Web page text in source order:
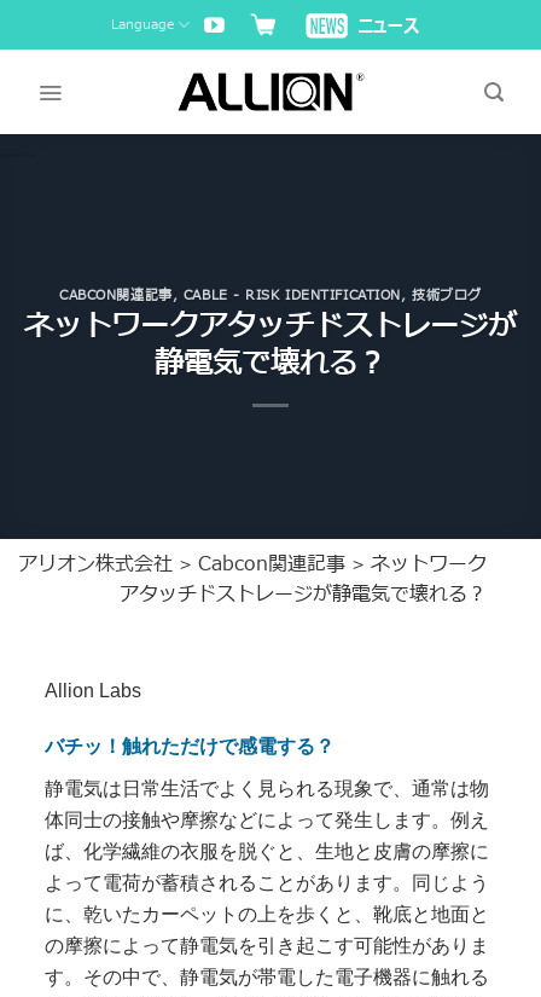
to
Language
CABCON関連記事, CABLE - RISK IDENTIFICATION,技術ブログ
ネットワークアタッチドストレージが
静電気で壊れる？
アリオン株式会社 >Cabcon関連記事 >ネットワーク
アタッチドストレージが静電気で壊れる？
Allion Labs
バチッ！触れただけで感電する？
静電気は日常生活でよく見られる現象で、通常は物
体同士の接触や摩擦などによって発生します。例え
ば、化学繊維の衣服を脱ぐと、生地と皮膚の摩擦に
よって電荷が蓄積されることがあります。同じよう
に、乾いたカーペットの上を歩くと、靴底と地面と
の摩擦によって静電気を引き起こす可能性がありま
す。その中で、静電気が帯電した電子機器に触れる